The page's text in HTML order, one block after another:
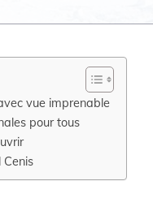
vue imprenable
pour tous